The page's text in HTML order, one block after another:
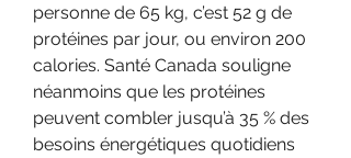
personne de 65 kg, c’est 52 g de
protéines par jour, ou environ 200
calories. Santé Canada souligne
néanmoins que les protéines
peuvent combler jusqu’à 35 % des
besoins énergétiques quotidiens